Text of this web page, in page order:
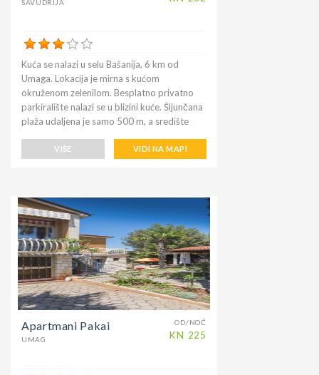
uživaju u teretani na rivi, na otvorenom je
poslužuje izvrsna jela od ribe. Kupovina
vrijedi nekoliko milja do Kauflanda ili
Plodina, koji su dva najpovoljnija
supermarketa u gradu.
SAVUDRIJA
Kuća se nalazi u selu Bašanija, 6 km od
Umaga. Lokacija je mirna s kućom
okruženom zelenilom. Besplatno privatno
parkiralište nalazi se u blizini kuće. Šljunčana
plaža udaljena je samo 500 m, a središte
nalaze pekara, bar, pošta, banka, restorani.
VIŠE VIDI NA MAPI
OD/NOĆ
KN 225
Apartmani Pakai
UMAG